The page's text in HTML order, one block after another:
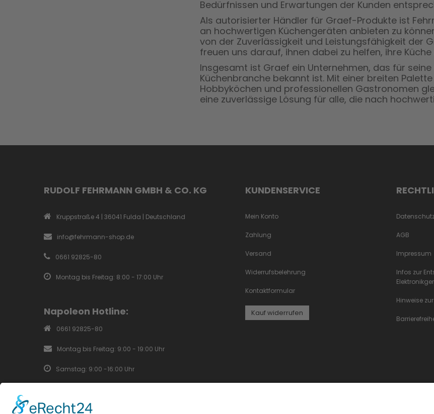
Bedürfnissen und Erwartungen der Kunden
Als autorisierter Händler für Graef-Produkte ist
an hochwertigen Küchengeräten anbieten zu
von der Zuverlässigkeit und Leistungsfähigkeit der
freuen uns darauf, ihnen dabei zu helfen, ihre
Insgesamt ist Graef ein Unternehmen, das für
Küchenbranche bekannt ist. Mit einer breiten
Hobbyköchen und professionellen Gastronomen
eine zuverlässige Lösung für alle, die nach
RUDOLF FEHRMANN GMBH & CO. KG
Kruppstraße 4 | 36041 Fulda | Deutschland
info@fehrmann-shop.de
0661 92825-80
Montag bis Freitag: 8:00 - 17:00 Uhr
Napoleon Hotline:
0661 92825-80
Montag bis Freitag: 9:00 - 19:00 Uhr
Samstag: 9:00 -16:00 Uhr
KUNDENSERVICE
Mein Konto
Zahlung
Versand
Widerrufsbelehrung
Kontaktformular
Kauf widerrufen
AGB
Impressum
Infos zur
Hinweise